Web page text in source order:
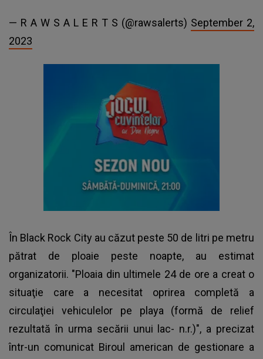
— R A W S A L E R T S (@rawsalerts) September 2,
2023
În Black Rock City au căzut peste 50 de litri pe metru
pătrat de ploaie peste noapte, au estimat
organizatorii. "Ploaia din ultimele 24 de ore a creat o
situaţie care a necesitat oprirea completă a
circulaţiei vehiculelor pe playa (formă de relief
rezultată în urma secării unui lac- n.r.)", a precizat
într-un comunicat Biroul american de gestionare a